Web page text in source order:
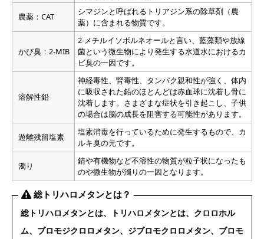
農薬：CAT
シマジンと呼ばれるトリアジン系の除草剤（農
薬）に含まれる物質です。
かび臭：2-MIB
2-メチルイソボルネオールと言い、藍藻類や放線
菌という微生物により発生する水道水におけるカ
ビ臭の一因です。
溶解性鉛
神経毒性、腎毒性、タンパク親和性が強く、体内
に吸収された鉛のほとんどは赤血球に沈着し骨に
沈着します。さまざまな症状を引き起こし、子供
の場合は脳の成長を阻害する可能性があります。
遊離残留塩素
塩素消毒を行っているために発生するもので、カ
ルキ臭の元です。
濁り
錆や有機物など不溶性の物質が粒子状になったも
のや微生物が濁りの一因となります。
総トリハロメタンとは？
総トリハロメタンとは、トリハロメタンとは、クロロホル
ム、ブロモジクロロメタン、ジブロモクロロメタン、ブロモ